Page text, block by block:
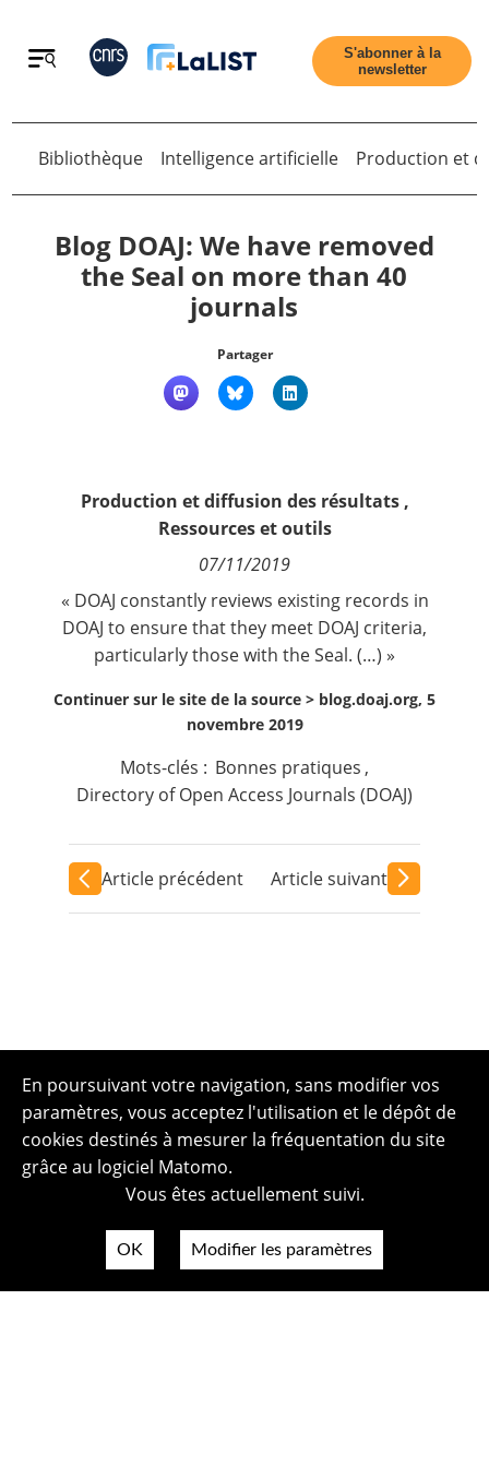
Retour
Contact
S'abonner à la
newsletter
Bibliothèque
Intelligence artificielle Production et
Blog DOAJ: We have removed
the Seal on more than 40
journals
Partager
Production et diffusion des résultats,
Ressources et outils
07/11/2019
« DOAJ constantly reviews existing records in
DOAJ to ensure that they meet DOAJ criteria,
particularly those with the Seal. (…) »
Continuer sur le site de la source > blog.doaj.org, 5
novembre 2019
Mots-clés : Bonnes pratiques ,
Directory of Open Access Journals (DOAJ)
Article précédent Article suivant
En poursuivant votre navigation, sans modifier vos
paramètres, vous acceptez l'utilisation et le dépôt de
cookies destinés à mesurer la fréquentation du site
grâce au logiciel Matomo.
Vous êtes actuellement suivi.
OK Modifier les paramètres